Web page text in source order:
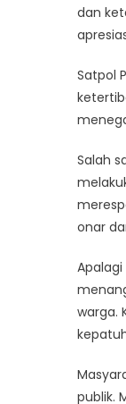
dan
Satpol
Salah
onar
warga.
publik.